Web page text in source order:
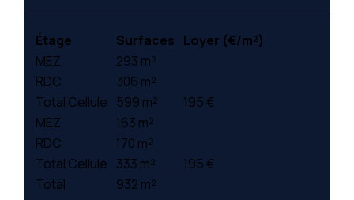
Étage Surfaces Loyer (€/m²)
MEZ
293 m²
RDC
306 m²
Total Cellule 599 m²
195 €
MEZ
163 m²
RDC
170 m²
Total Cellule 333 m²
195 €
Total
932 m²